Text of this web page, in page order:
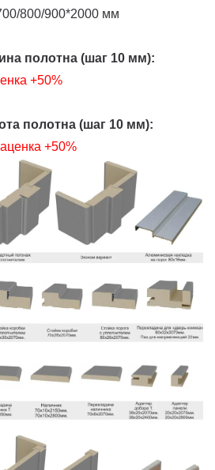
800/900*2000 мм
полотна (шаг 10 мм):
+50%
полотна (шаг 10 мм):
+50%